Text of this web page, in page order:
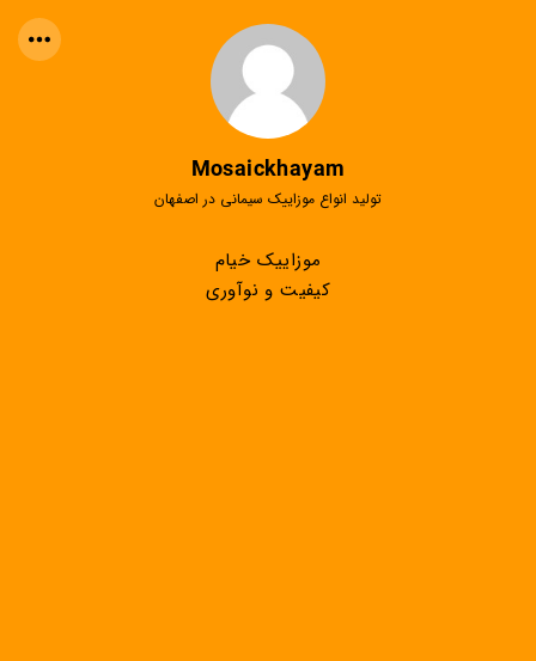
Mosaickhayam
تولید انواع موزاییک سیمانی در اصفهان
موزاییک خیام
کیفیت و نوآوری